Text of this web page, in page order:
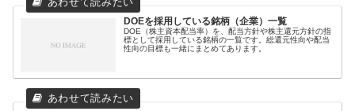
DOEを採用している銘柄（企業）一覧
DOE（株主資本配当率）を、配当方針や株主還元方針の指
標として採用している銘柄の一覧です。総還元性向や配当
性向の目標も一緒にまとめてあります。